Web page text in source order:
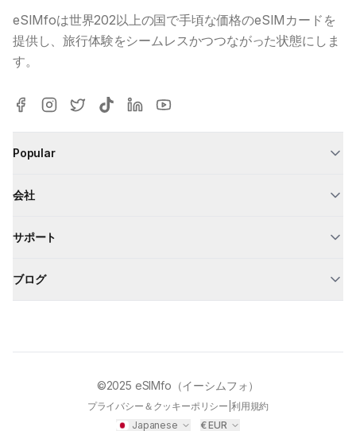
eSIMfoは世界202以上の国で手頃な価格のeSIMカードを
提供し、旅行体験をシームレスかつつながった状態にしま
す。
Popular
会社
サポート
ブログ
©2025 eSIMfo（イーシムフォ）
プライバシー＆クッキーポリシー 利用規約
Japanese
€EUR